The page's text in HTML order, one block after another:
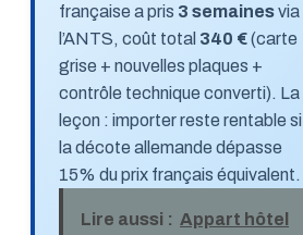
française a pris 3 semainesvia
l’ANTS, coût total 340 €(carte
grise + nouvelles plaques +
contrôle technique converti). La
leçon : importer reste rentable si
la décote allemande dépasse
15% du prix français équivalent.
Lire aussi : Appart hôtel